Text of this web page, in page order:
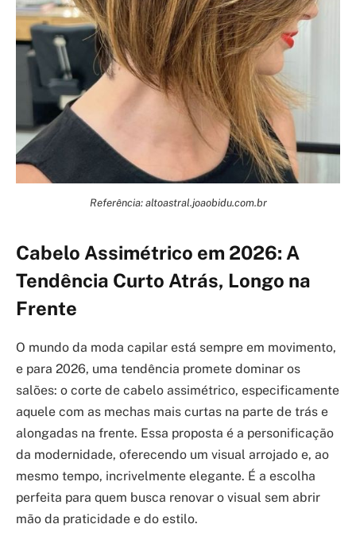
Referência: altoastral.joaobidu.com.br
Cabelo Assimétrico em 2026: A
Tendência Curto Atrás, Longo na
Frente
O mundo da moda capilar está sempre em movimento,
e para 2026, uma tendência promete dominar os
salões: o corte de cabelo assimétrico, especificamente
aquele com as mechas mais curtas na parte de trás e
alongadas na frente. Essa proposta é a personificação
da modernidade, oferecendo um visual arrojado e, ao
mesmo tempo, incrivelmente elegante. É a escolha
perfeita para quem busca renovar o visual sem abrir
mão da praticidade e do estilo.